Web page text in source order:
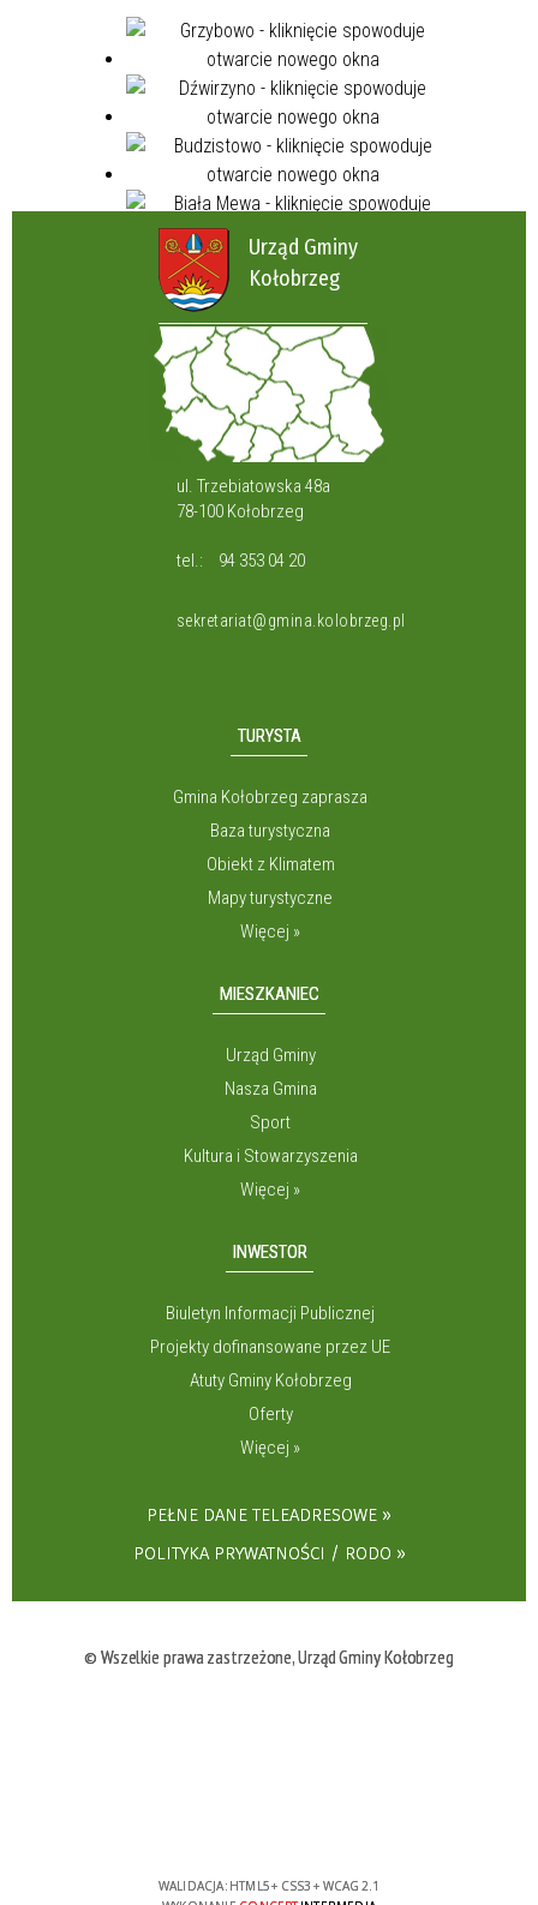
Urząd Gminy
Kołobrzeg
ul. Trzebiatowska 48a
78-100 Kołobrzeg
tel.: 94 353 04 20
sekretariat@gmina.kolobrzeg.pl
TURYSTA
Gmina Kołobrzeg zaprasza
Baza turystyczna
Obiekt z Klimatem
Mapy turystyczne
Więcej »
MIESZKANIEC
Urząd Gminy
Nasza Gmina
Sport
Kultura i Stowarzyszenia
Więcej »
INWESTOR
Biuletyn Informacji Publicznej
Projekty dofinansowane przez UE
Atuty Gminy Kołobrzeg
Oferty
Więcej »
PEŁNE DANE TELEADRESOWE
POLITYKA PRYWATNOŚCI / RODO
© Wszelkie prawa zastrzeżone, Urząd Gminy Kołobrzeg
WALIDACJA: HTML5+ CSS3 + WCAG 2.1